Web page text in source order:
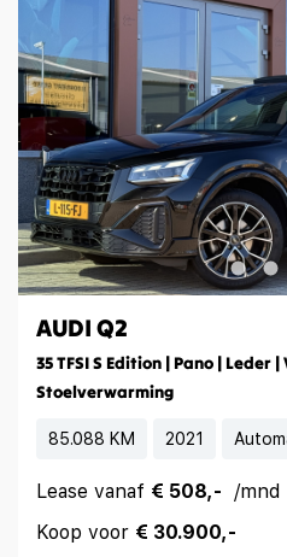
AUDI Q2
35 TFSI S Edition | Pano | Leder
Stoelverwarming
85.088 KM 2021
Lease vanaf € 508,-
/mnd
Koop voor € 30.900,-